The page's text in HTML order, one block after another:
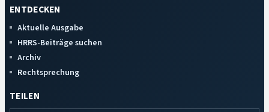
ENTDECKEN
Aktuelle Ausgabe
HRRS-Beiträge suchen
Archiv
Rechtsprechung
TEILEN